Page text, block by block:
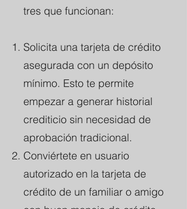
tres que funcionan:
Solicita una tarjeta de crédito
asegurada con un depósito
mínimo. Esto te permite
empezar a generar historial
crediticio sin necesidad de
aprobación tradicional.
Conviértete en usuario
autorizado en la tarjeta de
crédito de un familiar o amigo